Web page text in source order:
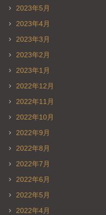
2023年5月
2023年4月
2023年3月
2023年2月
2023年1月
2022年12月
2022年11月
2022年10月
2022年9月
2022年8月
2022年7月
2022年6月
2022年5月
2022年4月